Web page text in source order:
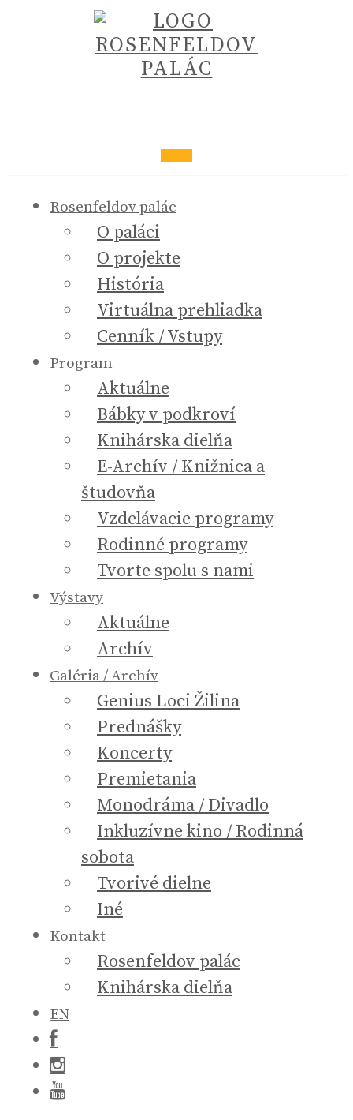
Rosenfeldov palác
O paláci
O projekte
História
Virtuálna prehliadka
Cenník / Vstupy
Program
Aktuálne
Bábky v podkroví
Knihárska dielňa
E-Archív / Knižnica a
študovňa
Vzdelávacie programy
Rodinné programy
Tvorte spolu s nami
Výstavy
Aktuálne
Archív
Galéria / Archív
Genius Loci Žilina
Prednášky
Koncerty
Premietania
Monodráma / Divadlo
Inkluzívne kino / Rodinná
sobota
Tvorivé dielne
Iné
Kontakt
Rosenfeldov palác
Knihárska dielňa
EN